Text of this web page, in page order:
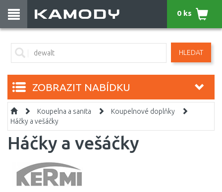
HLEDAT
0 ks
ZOBRAZIT NABÍDKU
Koupelna a sanita
Koupelnové doplňky
Háčky a vešáčky
Háčky a vešáčky